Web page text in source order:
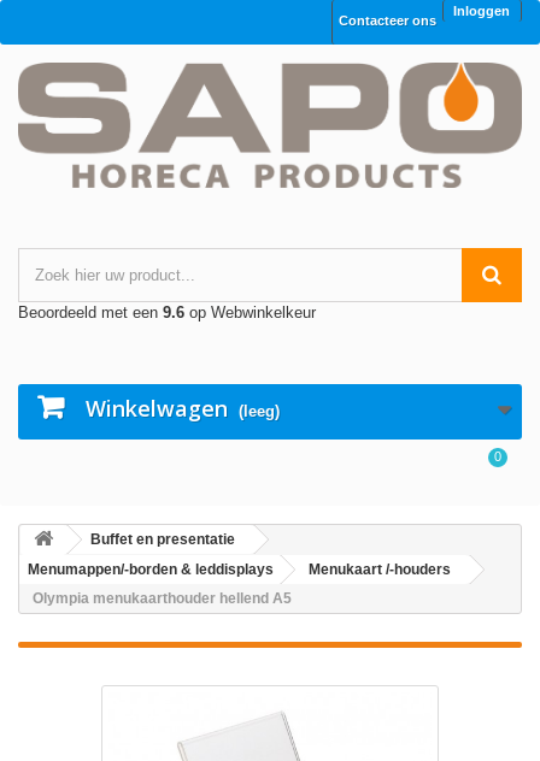
Inloggen
Contacteer ons
Beoordeeld met een 9.6 op Webwinkelkeur
Winkelwagen (leeg)
0
Buffet en presentatie
Menumappen/-borden & leddisplays
Menukaart /-houders
Olympia menukaarthouder hellend A5